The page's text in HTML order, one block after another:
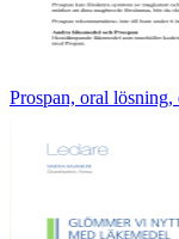
Prospan, oral lösning,